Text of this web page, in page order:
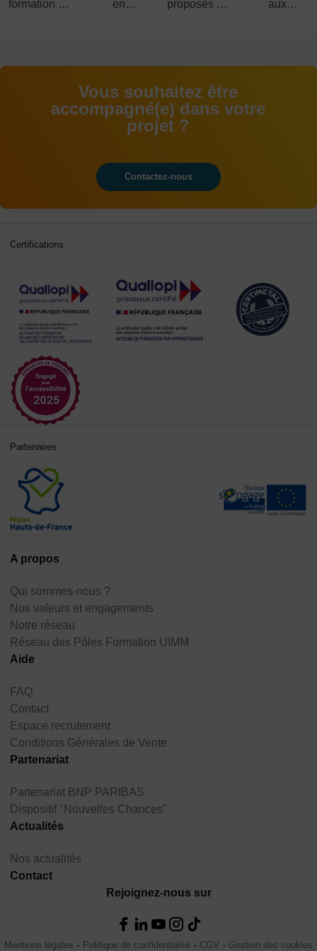
formation en
en
proposés du
aux
Vous souhaitez être
accompagné(e) dans votre
projet ?
Contactez-nous
A propos
Qui sommes-nous ?
Nos valeurs et engagements
Notre réseau
Réseau des Pôles Formation UIMM
Aide
FAQ
Contact
Espace recrutement
Conditions Générales de Vente
Partenariat
Partenariat BNP PARIBAS
Dispositif "Nouvelles Chances"
Actualités
Nos actualités
Contact
Rejoignez-nous sur
Certifications
Partenaires
Mentions légales Politique de confidentialité CGV Gestion des cookies